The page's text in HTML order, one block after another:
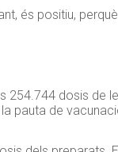
és positiu,
254.744 dosis de
pauta de